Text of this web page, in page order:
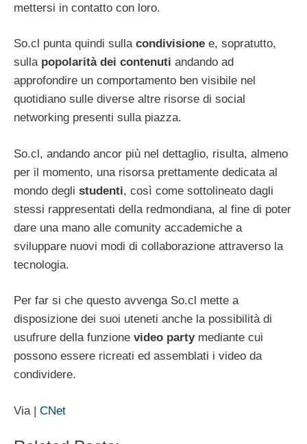
mettersi in contatto con loro.
So.cl punta quindi sulla condivisione e, sopratutto,
sulla popolarità dei contenuti andando ad
approfondire un comportamento ben visibile nel
quotidiano sulle diverse altre risorse di social
networking presenti sulla piazza.
So.cl, andando ancor più nel dettaglio, risulta, almeno
per il momento, una risorsa prettamente dedicata al
mondo degli studenti, così come sottolineato dagli
stessi rappresentati della redmondiana, al fine di poter
dare una mano alle comunity accademiche a
sviluppare nuovi modi di collaborazione attraverso la
tecnologia.
Per far si che questo avvenga So.cl mette a
disposizione dei suoi uteneti anche la possibilità di
usufrure della funzione video partymediante cui
possono essere ricreati ed assemblati i video da
condividere.
Via | CNet